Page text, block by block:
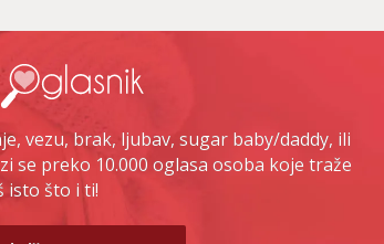
vezu, brak, ljubav, sugar baby/daddy, ili
se preko 10.000 oglasa osoba koje traže
isto što i ti!